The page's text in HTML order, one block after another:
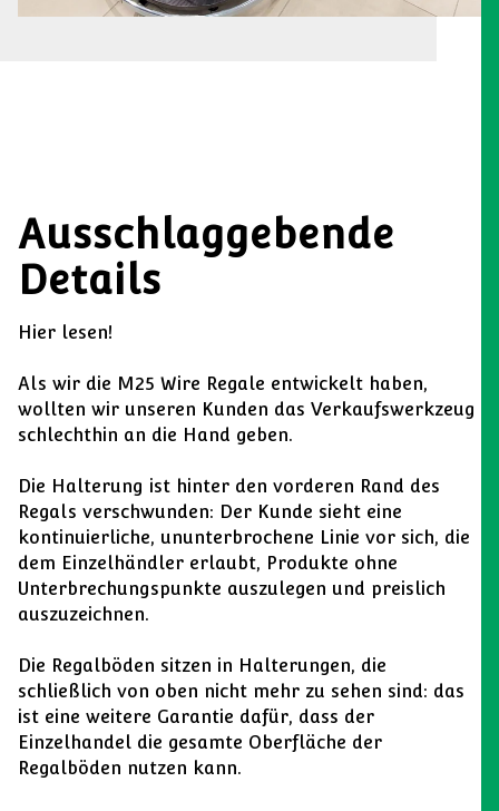
Ausschlaggebende
Details
Hier lesen!
Als wir die M25 Wire Regale entwickelt haben,
wollten wir unseren Kunden das Verkaufswerkzeug
schlechthin an die Hand geben.
Die Halterung ist hinter den vorderen Rand des
Regals verschwunden: Der Kunde sieht eine
kontinuierliche, ununterbrochene Linie vor sich, die
dem Einzelhändler erlaubt, Produkte ohne
Unterbrechungspunkte auszulegen und preislich
auszuzeichnen.
Die Regalböden sitzen in Halterungen, die
schließlich von oben nicht mehr zu sehen sind: das
ist eine weitere Garantie dafür, dass der
Einzelhandel die gesamte Oberfläche der
Regalböden nutzen kann.